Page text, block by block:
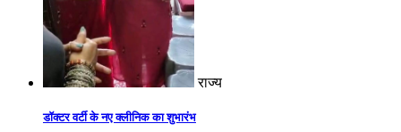
राज्य
डॉक्टर वर्टी के नए क्लीनिक का शुभारंभ